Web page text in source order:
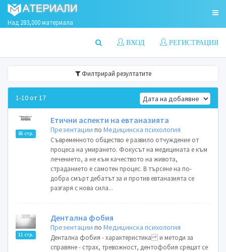
Над 283,000 материала
РЕГИСТРАЦИЯ
ВХОД
Филтрирай резултатите
1-10 от 17
65 стр.
Етични аспекти на евтаназията
Презентации поМедицинска психология
Съвременното общество е развило отчуждение от
процеса на умирането. Фокусът на медицината е към
лечението, а не към качеството на живота,
страданието е самотен процес. В търсене на по-
добра смърт дебатът за и против евтаназията се
разгаря с нова сила...
11 стр.
Дентална фобия
Презентации поМедицинска психология
Дентална фобия - характеристика и методи за
справяне - страх, тревожност, дентофобия срещат се